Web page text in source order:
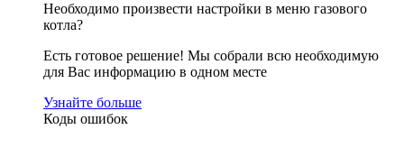
Необходимо произвести настройки в меню газового
котла?
Есть готовое решение! Мы собрали всю необходимую
для Вас информацию в одном месте
Узнайте больше
Коды ошибок